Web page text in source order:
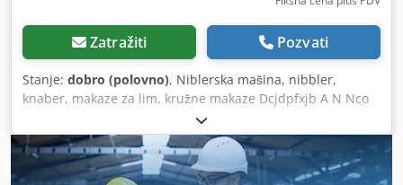
Zatražiti Pozvati
Stanje: dobro (polovno), Niblerska mašina, nibbler,
knaber, makaze za lim, kružne makaze Dcjdpfxjb A N Nco
Ak Uok -Snaga: 900 W -Maksimalna debljina sečenja: 3,25
mm -Dimenzije: 500/220/H230 mm -Težina: 5,5 kg